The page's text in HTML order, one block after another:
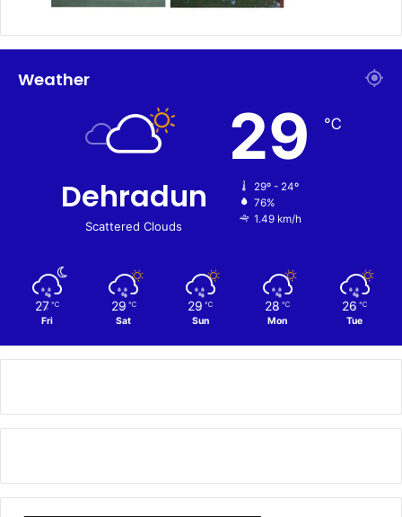
Weather
Dehradun
Scattered Clouds
29 ℃
29º - 24º
76%
1.49 km/h
27 ℃
Fri
29 ℃
Sat
29 ℃
Sun
28 ℃
Mon
26 ℃
Tue